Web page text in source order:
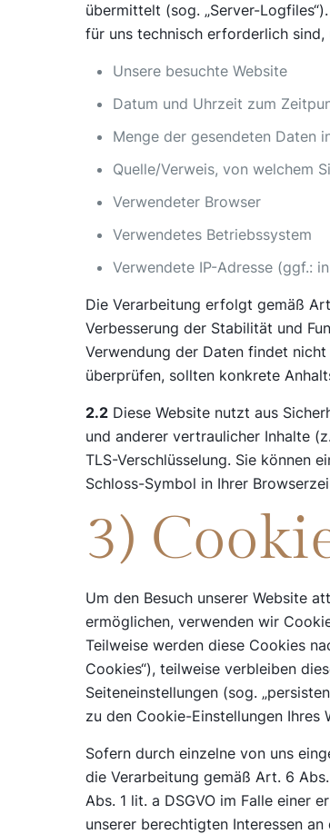
übermittelt (sog. „Server-
für uns technisch erforderlich sind,
Unsere besuchte Website
Datum und Uhrzeit zum
Menge der gesendeten Daten
Quelle/Verweis, von welchem
Verwendeter Browser
Verwendetes Betriebssystem
Verwendete IP-Adresse (ggf.:
Die Verarbeitung erfolgt gemäß
Verbesserung der Stabilität und
Verwendung der Daten findet
überprüfen, sollten konkrete
2.2Diese Website nutzt aus
und anderer vertraulicher Inhalte
TLS-Verschlüsselung. Sie können
Schloss-Symbol in Ihrer
3)
Um den Besuch unserer Website
ermöglichen, verwenden wir
Teilweise werden diese Cookies
Cookies“), teilweise verbleiben
Seiteneinstellungen (sog.
zu den Cookie-Einstellungen Ihres
Sofern durch einzelne von uns
die Verarbeitung gemäß Art. 6
Abs. 1 lit. a DSGVO im Falle einer
unserer berechtigten Interessen